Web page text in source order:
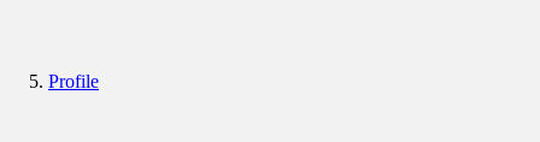
Profile